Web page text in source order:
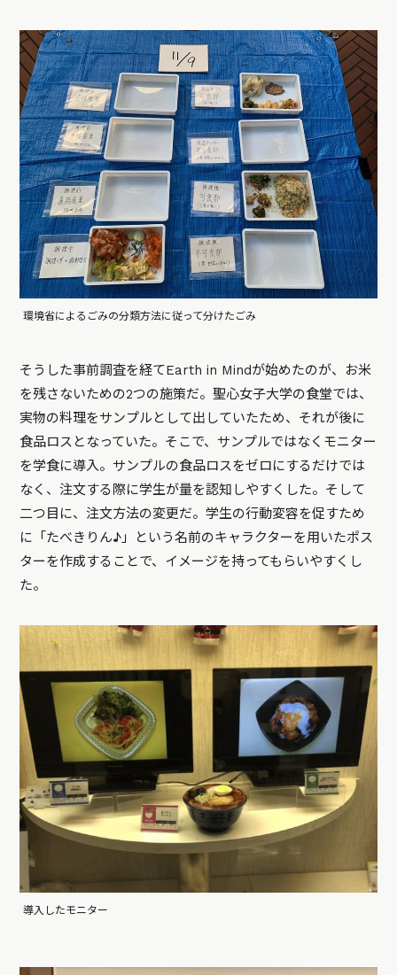
環境省によるごみの分類方法に従って分けたごみ
そうした事前調査を経てEarth in Mindが始めたのが、お米
を残さないための2つの施策だ。聖心女子大学の食堂では、
実物の料理をサンプルとして出していたため、それが後に
食品ロスとなっていた。そこで、サンプルではなくモニター
を学食に導入。サンプルの食品ロスをゼロにするだけでは
なく、注文する際に学生が量を認知しやすくした。そして
二つ目に、注文方法の変更だ。学生の行動変容を促すため
に「たべきりん♪」という名前のキャラクターを用いたポス
ターを作成することで、イメージを持ってもらいやすくし
た。
導入したモニター